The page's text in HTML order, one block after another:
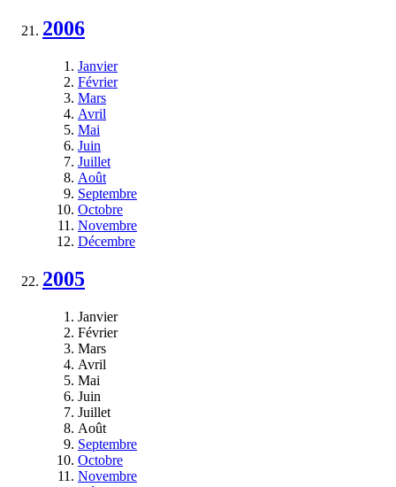
2006
Janvier
Février
Mars
Avril
Mai
Juin
Juillet
Août
Septembre
Octobre
Novembre
Décembre
2005
Janvier
Février
Mars
Avril
Mai
Juin
Juillet
Août
Septembre
Octobre
Novembre